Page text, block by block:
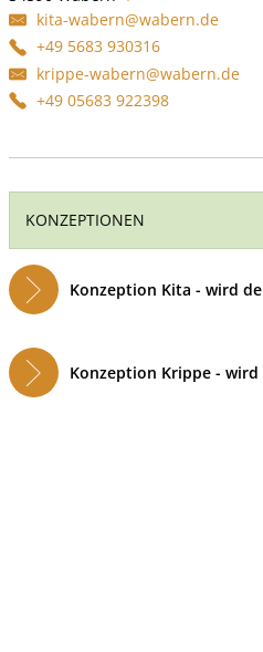
kita-wabern@wabern.de
+49 5683 930316
krippe-wabern@wabern.de
+49 05683 922398
KONZEPTIONEN
Konzeption Kita - wird
Konzeption Krippe -